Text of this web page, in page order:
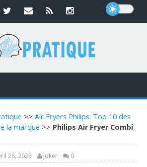
>> Air Fryers Philips: Top 10 des
la marque >> Philips Air Fryer Combi
28, 2025 Joker 0